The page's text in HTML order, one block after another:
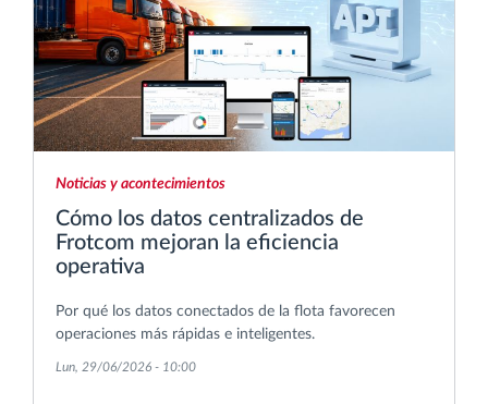
Noticias y acontecimientos
Cómo los datos centralizados de
Frotcom mejoran la eficiencia
operativa
Por qué los datos conectados de la flota favorecen
operaciones más rápidas e inteligentes.
Lun, 29/06/2026 - 10:00